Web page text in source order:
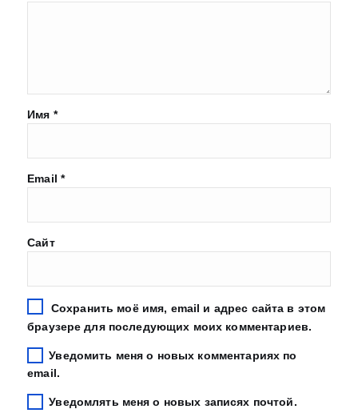
Имя *
Email *
Сайт
Сохранить моё имя, email и адрес сайта в этом
браузере для последующих моих комментариев.
Уведомить меня о новых комментариях по
email.
Уведомлять меня о новых записях почтой.